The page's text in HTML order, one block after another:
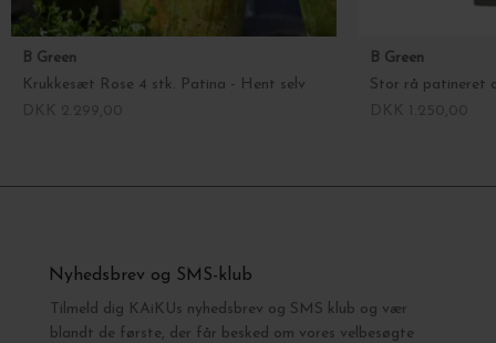
B Green
Krukkesæt Rose 4 stk. Patina - Hent selv
B Green
Nyhedsbrev og SMS-klub
Tilmeld dig KAiKUs nyhedsbrev og SMS klub og vær
blandt de første, der får besked om vores velbesøgte